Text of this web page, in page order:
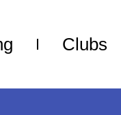
Clubs